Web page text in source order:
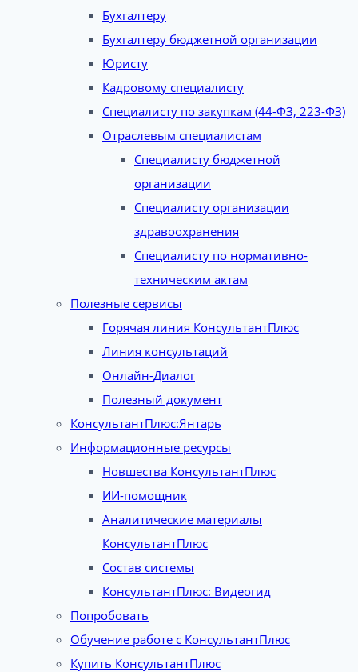
Бухгалтеру
Бухгалтеру бюджетной организации
Юристу
Кадровому специалисту
Специалисту по закупкам (44-ФЗ, 223-ФЗ)
Отраслевым специалистам
Специалисту бюджетной
организации
Специалисту организации
здравоохранения
Специалисту по нормативно-
техническим актам
Полезные сервисы
Горячая линия КонсультантПлюс
Линия консультаций
Онлайн-Диалог
Полезный документ
КонсультантПлюс:Янтарь
Информационные ресурсы
Новшества КонсультантПлюс
ИИ-помощник
Аналитические материалы
КонсультантПлюс
Состав системы
КонсультантПлюс: Видеогид
Попробовать
Обучение работе с КонсультантПлюс
Купить КонсультантПлюс